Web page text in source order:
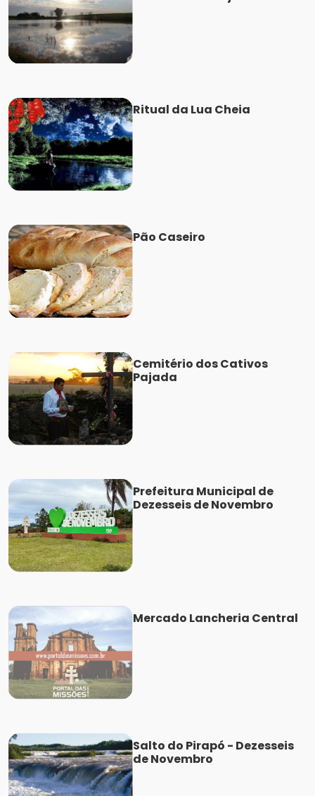
Ritual da Lua Cheia
Pão Caseiro
Cemitério dos Cativos
Pajada
Prefeitura Municipal de
Dezesseis de Novembro
Mercado Lancheria Central
Salto do Pirapó - Dezesseis
de Novembro